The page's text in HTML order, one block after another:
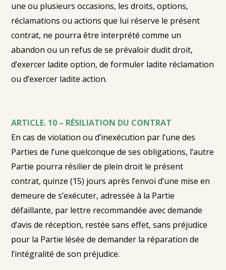
une ou plusieurs occasions, les droits, options,
réclamations ou actions que lui réserve le présent
contrat, ne pourra être interprété comme un
abandon ou un refus de se prévaloir dudit droit,
d’exercer ladite option, de formuler ladite réclamation
ou d’exercer ladite action.
ARTICLE. 10 – RÉSILIATION DU CONTRAT
En cas de violation ou d’inexécution par l’une des
Parties de l’une quelconque de ses obligations, l’autre
Partie pourra résilier de plein droit le présent
contrat, quinze (15) jours après l’envoi d’une mise en
demeure de s’exécuter, adressée à la Partie
défaillante, par lettre recommandée avec demande
d’avis de réception, restée sans effet, sans préjudice
pour la Partie lésée de demander la réparation de
l’intégralité de son préjudice.